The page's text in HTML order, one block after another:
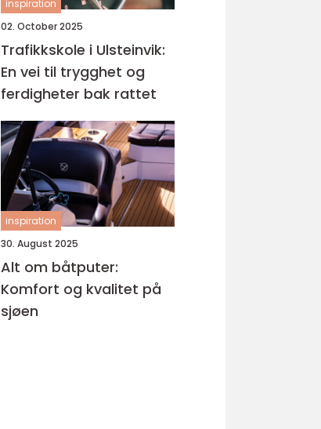
inspiration
02. October 2025
Trafikkskole i Ulsteinvik:
En vei til trygghet og
ferdigheter bak rattet
inspiration
30. August 2025
Alt om båtputer:
Komfort og kvalitet på
sjøen